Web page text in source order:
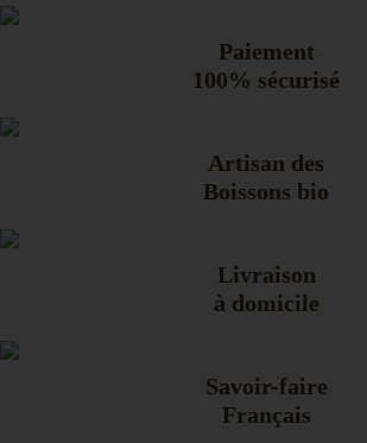
Paiement
100% sécurisé
Artisan des
Boissons bio
Livraison
à domicile
Savoir-faire
Français